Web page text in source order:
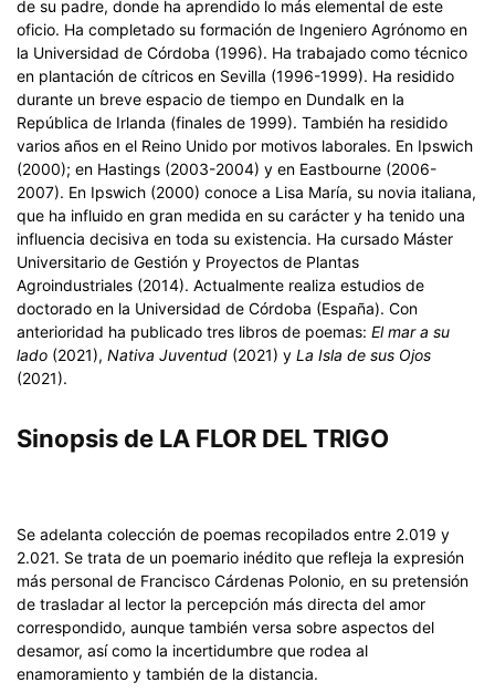
de su padre, donde ha aprendido lo más elemental de este
oficio. Ha completado su formación de Ingeniero Agrónomo en
la Universidad de Córdoba (1996). Ha trabajado como técnico
en plantación de cítricos en Sevilla (1996-1999). Ha residido
durante un breve espacio de tiempo en Dundalk en la
República de Irlanda (finales de 1999). También ha residido
varios años en el Reino Unido por motivos laborales. En Ipswich
(2000); en Hastings (2003-2004) y en Eastbourne (2006-
2007). En Ipswich (2000) conoce a Lisa María, su novia italiana,
que ha influido en gran medida en su carácter y ha tenido una
influencia decisiva en toda su existencia. Ha cursado Máster
Universitario de Gestión y Proyectos de Plantas
Agroindustriales (2014). Actualmente realiza estudios de
doctorado en la Universidad de Córdoba (España). Con
anterioridad ha publicado tres libros de poemas: El mar a su
lado (2021), Nativa Juventud (2021) y La Isla de sus Ojos
(2021).
Sinopsis de LA FLOR DEL TRIGO
Se adelanta colección de poemas recopilados entre 2.019 y
2.021. Se trata de un poemario inédito que refleja la expresión
más personal de Francisco Cárdenas Polonio, en su pretensión
de trasladar al lector la percepción más directa del amor
correspondido, aunque también versa sobre aspectos del
desamor, así como la incertidumbre que rodea al
enamoramiento y también de la distancia.